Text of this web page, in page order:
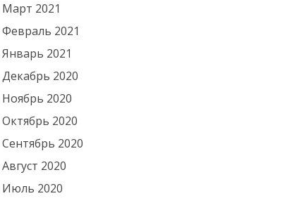
Март 2021
Февраль 2021
Январь 2021
Декабрь 2020
Ноябрь 2020
Октябрь 2020
Сентябрь 2020
Август 2020
Июль 2020